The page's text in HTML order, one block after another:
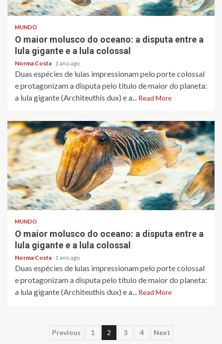
3 min read
MUNDO
O maior molusco do oceano: a disputa entre a
lula gigante e a lula colossal
Norma Costa 1 ano ago
Duas espécies de lulas impressionam pelo porte colossal
e protagonizam a disputa pelo título de maior do planeta:
a lula gigante (Architeuthis dux) e a... Read More
3 min read
MUNDO
O maior molusco do oceano: a disputa entre a
lula gigante e a lula colossal
Norma Costa 1 ano ago
Duas espécies de lulas impressionam pelo porte colossal
e protagonizam a disputa pelo título de maior do planeta:
a lula gigante (Architeuthis dux) e a... Read More
Paginação
Previous 1 2 3 4 Next